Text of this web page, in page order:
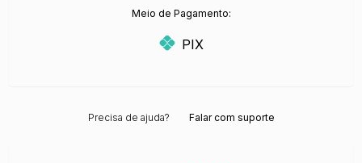
Meio de Pagamento:
PIX
Precisa de ajuda? Falar com suporte